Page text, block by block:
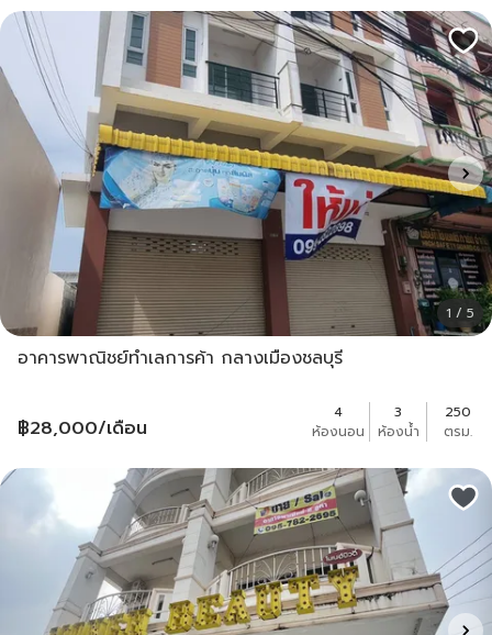
1 / 5
อาคารพาณิชย์ทำเลการค้า กลางเมืองชลบุรี
฿28,000/เดือน
4
ห้องนอน
3
ห้องน้ำ
250
ตรม.